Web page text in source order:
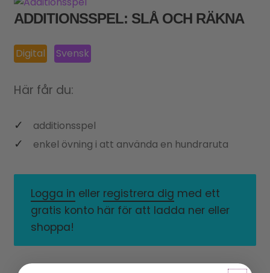
LICENSER
UNDERMENY
ADDITIONSSPEL: SLÅ OCH RÄKNA
Digital Svensk
Här får du:
additionsspel
enkel övning i att använda en hundraruta
Logga in eller registrera dig med ett
gratis konto här för att ladda ner eller
shoppa!